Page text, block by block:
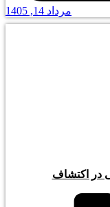
مرداد 14, 1405
در اکتشاف